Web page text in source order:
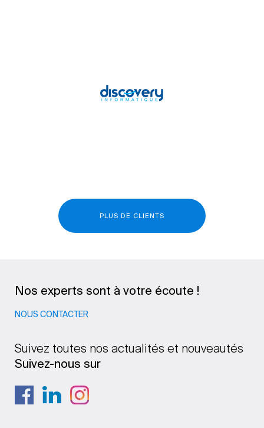
PLUS DE CLIENTS
Nos experts sont à votre écoute !
NOUS CONTACTER
Suivez toutes nos actualités et nouveautés
Suivez-nous sur